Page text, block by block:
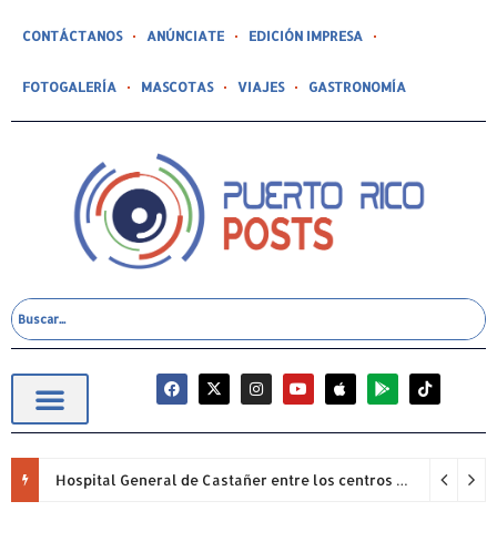
CONTÁCTANOS ANÚNCIATE EDICIÓN IMPRESA
FOTOGALERÍA MASCOTAS VIAJES GASTRONOMÍA
Hospital General de Castañer entre los centros de salud comunitarios con mejor desempeño clínico de Estados Unidos